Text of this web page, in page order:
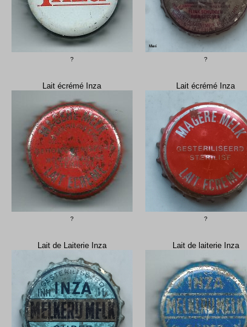
? ?
Lait écrémé Inza
?
Lait écrémé Inza
?
Lait de Laiterie Inza Lait de laiterie Inza